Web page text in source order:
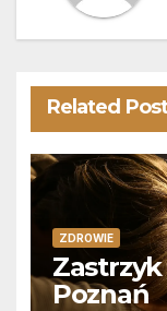
Related Post
ZDROWIE
Poznań